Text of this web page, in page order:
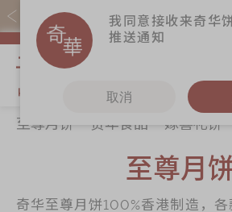
易赏钱会员凭推广码购买现货产品可
关于奇华 奇华饼食
至尊月饼
至尊月饼 贺年食品 嫁喜礼饼
至尊月
奇华至尊月饼100%香港制造，
我同意接收来奇华
推送通知
取消